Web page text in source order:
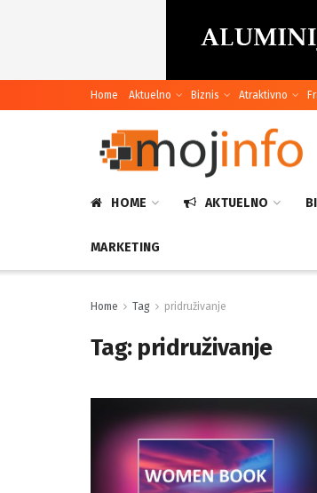
Home Aktuelno Biznis Atraktivno
HOME AKTUELNO
MARKETING
Home Tag pridruživanje
Tag: pridruživanje